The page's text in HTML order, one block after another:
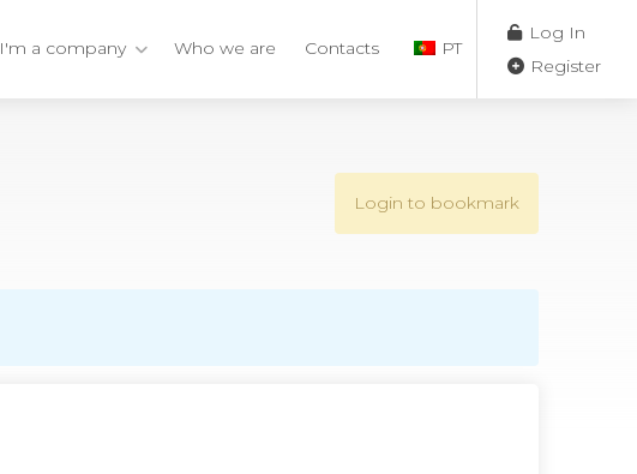
I'm a company Who we are Contacts PT
Log In
Register
Login to bookmark